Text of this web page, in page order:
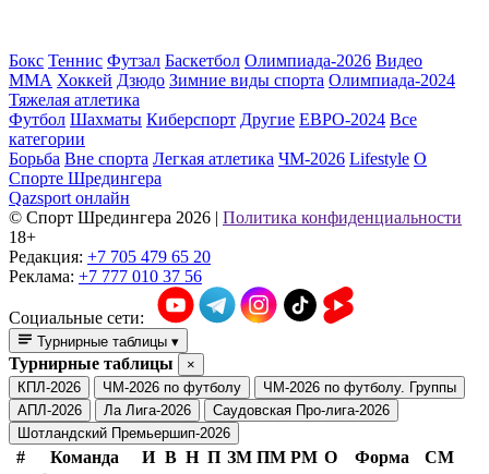
Бокс Теннис Футзал Баскетбол Олимпиада-2026 Видео
ММА Хоккей Дзюдо Зимние виды спорта Олимпиада-2024
Тяжелая атлетика
Футбол Шахматы Киберспорт Другие ЕВРО-2024 Все
категории
Борьба Вне спорта Легкая атлетика ЧМ-2026 Lifestyle О
Спорте Шредингера
Qazsport онлайн
© Cпорт Шредингера 2026 | Политика конфиденциальности
18+
Редакция: +7 705 479 65 20
Реклама: +7 777 010 37 56
Социальные сети:
Турнирные таблицы ▾
Турнирные таблицы
×
КПЛ-2026
ЧМ-2026 по футболу
ЧМ-2026 по футболу. Группы
АПЛ-2026
Ла Лига-2026
Саудовская Про-лига-2026
Шотландский Премьершип-2026
# Команда И В Н П ЗМ ПМ РМ О Форма
СМ